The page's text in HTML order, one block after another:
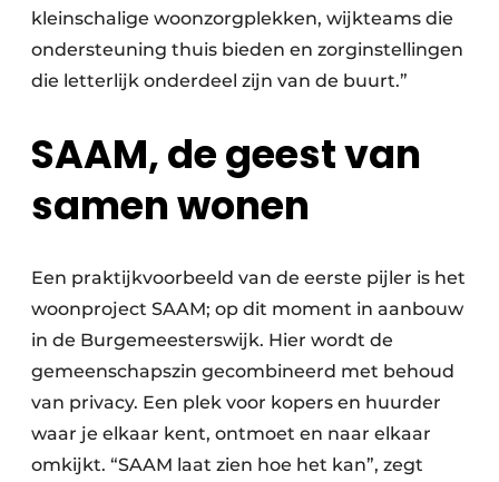
kleinschalige woonzorgplekken, wijkteams die
ondersteuning thuis bieden en zorginstellingen
die letterlijk onderdeel zijn van de buurt.”
SAAM, de geest van
samen wonen
Een praktijkvoorbeeld van de eerste pijler is het
woonproject SAAM; op dit moment in aanbouw
in de Burgemeesterswijk. Hier wordt de
gemeenschapszin gecombineerd met behoud
van privacy. Een plek voor kopers en huurder
waar je elkaar kent, ontmoet en naar elkaar
omkijkt. “SAAM laat zien hoe het kan”, zegt